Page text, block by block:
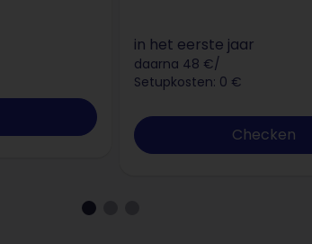
in het eerste jaar
daarna 48 €/
Setupkosten: 0 €
Checken